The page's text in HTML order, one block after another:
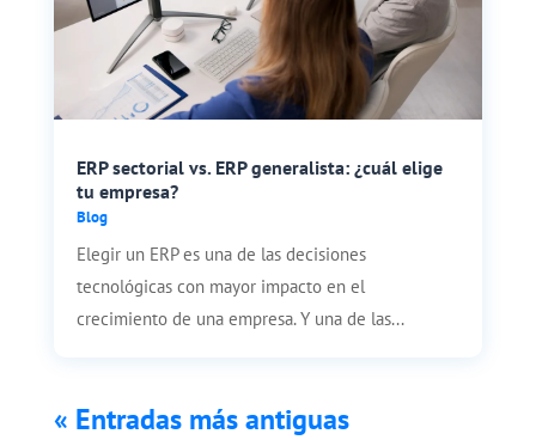
ERP sectorial vs. ERP generalista: ¿cuál elige
tu empresa?
Blog
Elegir un ERP es una de las decisiones
tecnológicas con mayor impacto en el
crecimiento de una empresa. Y una de las...
« Entradas más antiguas